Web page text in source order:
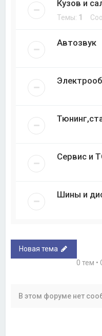
Кузов и
Темы: 1
Автозвук
Сервис и
Шины и
Новая тема
0 тем •
В этом форуме нет